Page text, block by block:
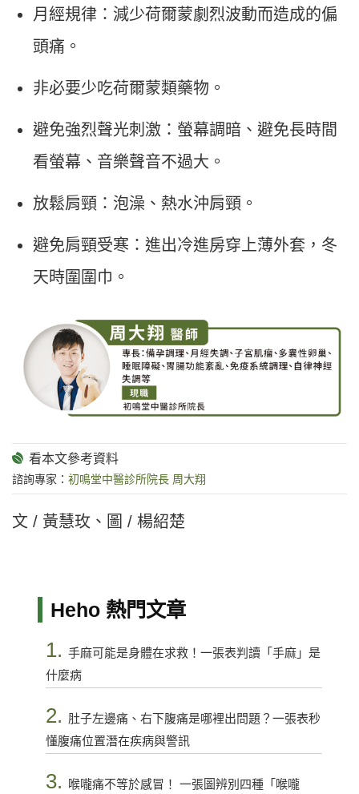
月經規律：減少荷爾蒙劇烈波動而造成的偏
頭痛。
非必要少吃荷爾蒙類藥物。
避免強烈聲光刺激：螢幕調暗、避免長時間
看螢幕、音樂聲音不過大。
放鬆肩頸：泡澡、熱水沖肩頸。
避免肩頸受寒：進出冷進房穿上薄外套，冬
天時圍圍巾。
諮詢專家： 初鳴堂中醫診所院長 周大翔
文 / 黃慧玫、圖 / 楊紹楚
Heho 熱門文章
1. 手麻可能是身體在求救！一張表判讀「手麻」是
什麼病
2. 肚子左邊痛、右下腹痛是哪裡出問題？一張表秒
懂腹痛位置潛在疾病與警訊
3.
喉嚨痛不等於感冒！ 一張圖辨別四種「喉嚨